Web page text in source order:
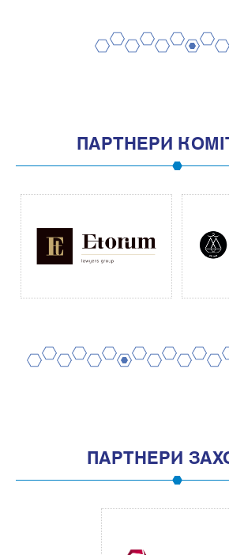
ПАРТНЕРИ
ПАРТНЕРИ